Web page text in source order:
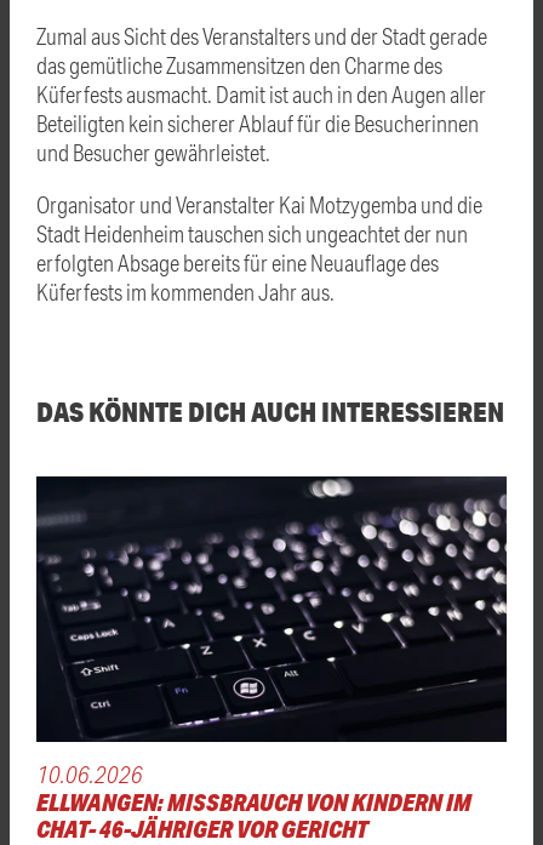
Zumal aus Sicht des Veranstalters und der Stadt gerade
das gemütliche Zusammensitzen den Charme des
Küferfests ausmacht. Damit ist auch in den Augen aller
Beteiligten kein sicherer Ablauf für die Besucherinnen
und Besucher gewährleistet.
Organisator und Veranstalter Kai Motzygemba und die
Stadt Heidenheim tauschen sich ungeachtet der nun
erfolgten Absage bereits für eine Neuauflage des
Küferfests im kommenden Jahr aus.
DAS KÖNNTE DICH AUCH INTERESSIEREN
10.06.2026
ELLWANGEN: MISSBRAUCH VON KINDERN IM
CHAT- 46-JÄHRIGER VOR GERICHT